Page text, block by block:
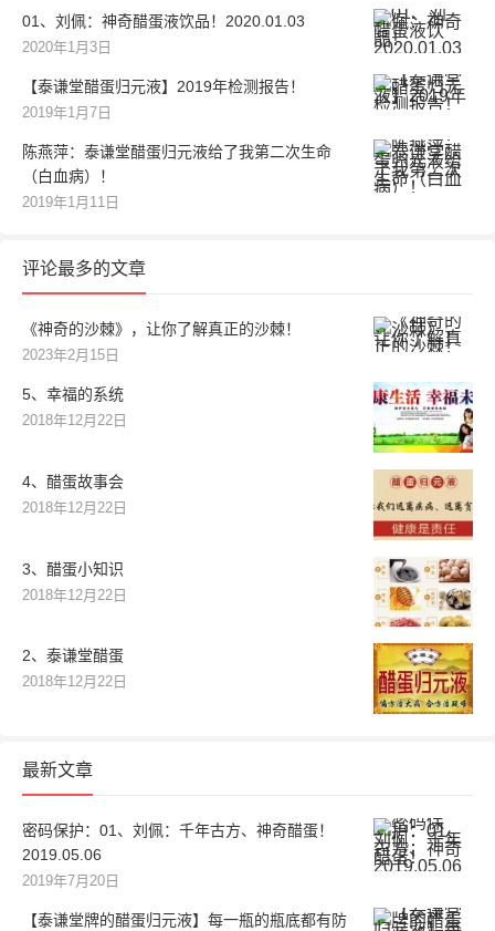
01、刘佩：神奇醋蛋液饮品！2020.01.03
2020年1月3日
【泰谦堂醋蛋归元液】2019年检测报告！
2019年1月7日
陈燕萍：泰谦堂醋蛋归元液给了我第二次生命
（白血病）！
2019年1月11日
评论最多的文章
《神奇的沙棘》，让你了解真正的沙棘！
2023年2月15日
5、幸福的系统
2018年12月22日
4、醋蛋故事会
2018年12月22日
3、醋蛋小知识
2018年12月22日
2、泰谦堂醋蛋
2018年12月22日
最新文章
密码保护：01、刘佩：千年古方、神奇醋蛋！
2019.05.06
2019年7月20日
【泰谦堂牌的醋蛋归元液】每一瓶的瓶底都有防